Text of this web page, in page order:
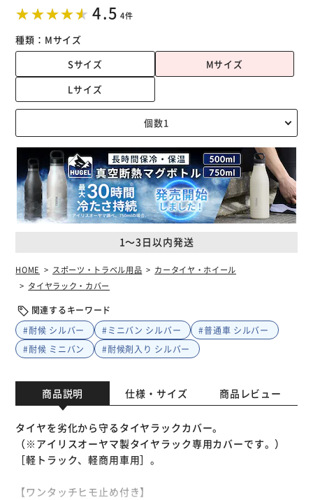
4.5 4件
種類： Mサイズ
Sサイズ
Mサイズ
Lサイズ
1～3日以内発送
HOME スポーツ・トラベル用品
カータイヤ・ホイール
タイヤラック・カバー
関連するキーワード
#耐候 シルバー
#ミニバン シルバー
#普通車 シルバー
#耐候 ミニバン
#耐候剤入り シルバー
商品説明 仕様・サイズ 商品レビュー
タイヤを劣化から守るタイヤラックカバー。
（※アイリスオーヤマ製タイヤラック専用カバーです。）
［軽トラック、軽商用車用］。
【ワンタッチヒモ止め付き】